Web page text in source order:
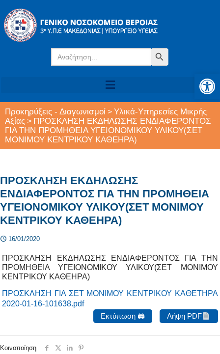
Search
for:
Search Button
Προκηρύξεις - Διαγωνισμοί > Υλικά-Υπηρεσίες Μικρής
Αξίας > ΠΡΟΣΚΛΗΣΗ ΕΚΔΗΛΩΣΗΣ ΕΝΔΙΑΦΕΡΟΝΤΟΣ
ΓΙΑ ΤΗΝ ΠΡΟΜΗΘΕΙΑ ΥΓΕΙΟΝΟΜΙΚΟΥ ΥΛΙΚΟΥ(ΣΕΤ
ΜΟΝΙΜΟΥ ΚΕΝΤΡΙΚΟΥ ΚΑΘΕΗΡΑ)
ΠΡΟΣΚΛΗΣΗ ΕΚΔΗΛΩΣΗΣ
ΕΝΔΙΑΦΕΡΟΝΤΟΣ ΓΙΑ ΤΗΝ ΠΡΟΜΗΘΕΙΑ
ΥΓΕΙΟΝΟΜΙΚΟΥ ΥΛΙΚΟΥ(ΣΕΤ ΜΟΝΙΜΟΥ
ΚΕΝΤΡΙΚΟΥ ΚΑΘΕΗΡΑ)
16/01/2020
ΠΡΟΣΚΛΗΣΗ ΕΚΔΗΛΩΣΗΣ ΕΝΔΙΑΦΕΡΟΝΤΟΣ ΓΙΑ ΤΗΝ
ΠΡΟΜΗΘΕΙΑ ΥΓΕΙΟΝΟΜΙΚΟΥ ΥΛΙΚΟΥ(ΣΕΤ ΜΟΝΙΜΟΥ
ΚΕΝΤΡΙΚΟΥ ΚΑΘΕΗΡΑ)
ΠΡΟΣΚΛΗΣΗ ΓΙΑ ΣΕΤ ΜΟΝΙΜΟΥ ΚΕΝΤΡΙΚΟΥ ΚΑΘΕΤΗΡΑ
2020-01-16-101638.pdf
Εκτύπωση 🖨
Λήψη PDF
Κοινοποίηση